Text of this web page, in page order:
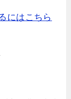
にはこちら